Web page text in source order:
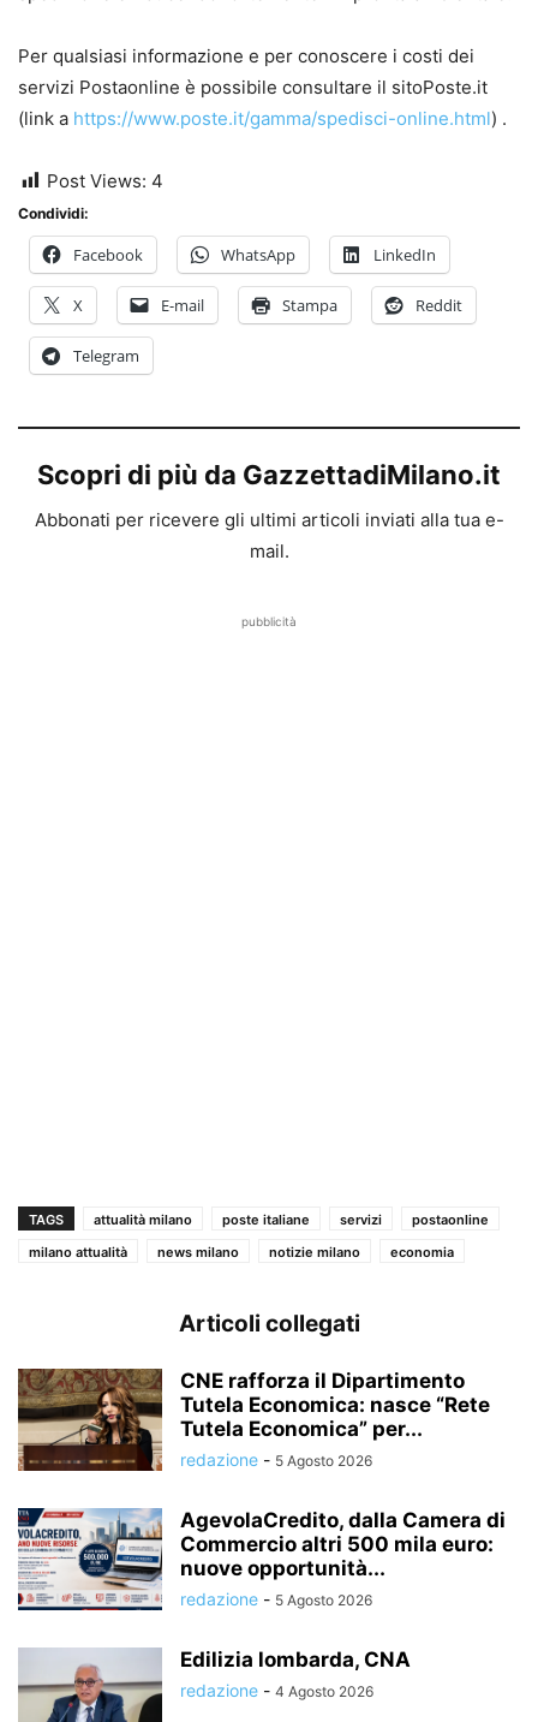
Per qualsiasi informazione e per conoscere i costi dei
servizi Postaonline è possibile consultare il sitoPoste.it
(link a https://www.poste.it/gamma/spedisci-online.html) .
Post Views: 4
Condividi:
Facebook WhatsApp LinkedIn
X E-mail Stampa Reddit
Telegram
Scopri di più da GazzettadiMilano.it
Abbonati per ricevere gli ultimi articoli inviati alla tua e-
mail.
pubblicità
TAGS attualità milano poste italiane servizi
postaonline
milano attualità
news milano notizie milano economia
Articoli collegati
CNE rafforza il Dipartimento
Tutela Economica: nasce “Rete
Tutela Economica” per...
redazione - 5 Agosto 2026
AgevolaCredito, dalla Camera di
Commercio altri 500 mila euro:
nuove opportunità...
redazione - 5 Agosto 2026
Edilizia lombarda, CNA
redazione - 4 Agosto 2026